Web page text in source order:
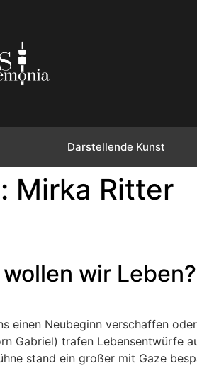
Darstellende Kunst
Mirka Ritter
wir Leben?
einen Neubeginn verschaffen
Gabriel) trafen Lebensentwürfe
stand ein großer mit Gaze